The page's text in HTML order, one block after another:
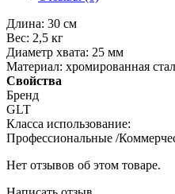
Длина: 30 см
Вес: 2,5 кг
Диаметр хвата: 25 мм
Материал: хромированная
Свойства
Бренд
GLT
Класса использование:
Профессиональные /
Нет отзывов об этом товаре.